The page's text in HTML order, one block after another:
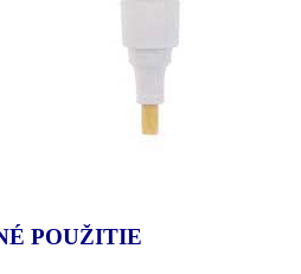
POUŽITIE